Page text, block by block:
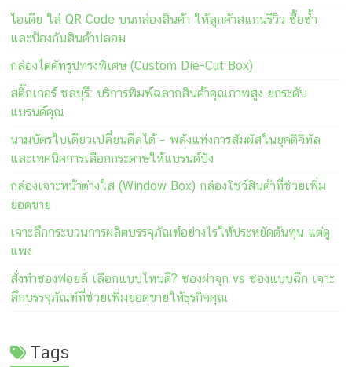
ไอเดีย ใส่ QR Code บนกล่องสินค้า ให้ลูกค้าสแกนรีวิว ซื้อซ้ำ
และป้องกันสินค้าปลอม
กล่องไดคัทรูปทรงพิเศษ (Custom Die-Cut Box)
สติ๊กเกอร์ ชลบุรี: บริการพิมพ์ฉลากสินค้าคุณภาพสูง ยกระดับ
แบรนด์คุณ
นามบัตรใบเดียวเปลี่ยนดีลได้ – พลังแห่งการสัมผัสในยุคดิจิทัล
และเทคนิคการเลือกกระดาษให้แบรนด์ปัง
กล่องเจาะหน้าต่างใส (Window Box) กล่องโชว์สินค้าที่ช่วยเพิ่ม
ยอดขาย
เจาะลึกกระบวนการผลิตบรรจุภัณฑ์อย่างไรให้ประหยัดต้นทุน แต่ดู
แพง
สั่งทำซองฟอยล์ เลือกแบบไหนดี? ซองฝาจุก vs ซองแบบฉีก เจาะ
ลึกบรรจุภัณฑ์ที่ช่วยเพิ่มยอดขายให้ธุรกิจคุณ
Tags